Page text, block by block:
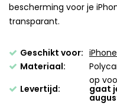
bescherming voor je
transparant.
Geschikt voor:
Materiaal:
Levertijd:
op
gaat